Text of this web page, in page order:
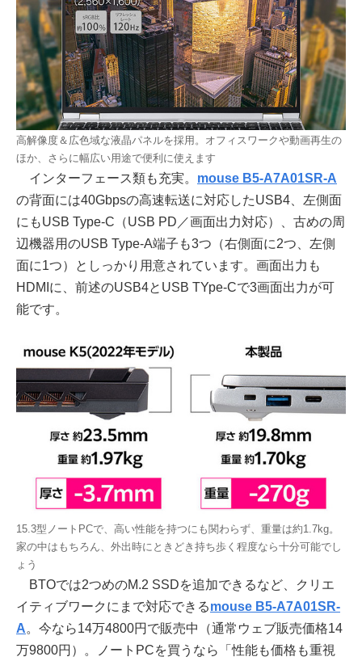
高解像度＆広色域な液晶パネルを採用。オフィスワークや動画再生の
ほか、さらに幅広い用途で便利に使えます
インターフェース類も充実。 mouse B5-A7A01SR-A
の背面には40Gbpsの高速転送に対応したUSB4、左側面
にもUSB Type-C（USB PD／画面出力対応）、古めの周
辺機器用のUSB Type-A端子も3つ（右側面に2つ、左側
面に1つ）としっかり用意されています。画面出力も
HDMIに、前述のUSB4とUSB TYpe-Cで3画面出力が可
能です。
15.3型ノートPCで、高い性能を持つにも関わらず、重量は約1.7kg。
家の中はもちろん、外出時にときどき持ち歩く程度なら十分可能でし
ょう
BTOでは2つめのM.2 SSDを追加できるなど、クリエ
イティブワークにまで対応できるmouse B5-A7A01SR-
A。今なら14万4800円で販売中（通常ウェブ販売価格14
万9800円）。ノートPCを買うなら「性能も価格も重視